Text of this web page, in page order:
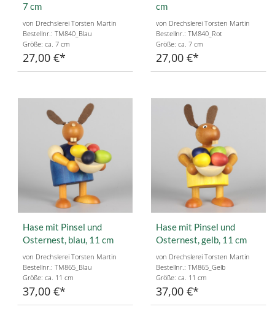
7 cm
von Drechslerei Torsten Martin
Bestellnr.: TM840_Blau
Größe: ca. 7 cm
27,00 €
cm
von Drechslerei Torsten Martin
Bestellnr.: TM840_Rot
Größe: ca. 7 cm
27,00 €
Hase mit Pinsel und
Osternest, blau, 11 cm
von Drechslerei Torsten Martin
Bestellnr.: TM865_Blau
Größe: ca. 11 cm
37,00 €
Hase mit Pinsel und
Osternest, gelb, 11 cm
von Drechslerei Torsten Martin
Bestellnr.: TM865_Gelb
Größe: ca. 11 cm
37,00 €